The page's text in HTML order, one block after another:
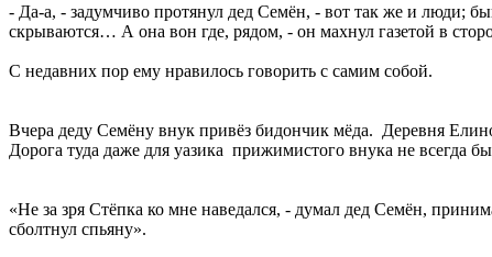
- Да-а, - задумчиво протянул дед Семён, - вот так же и люди;
скрываются… А она вон где, рядом, - он махнул газетой в
С недавних пор ему нравилось говорить с самим собой.
Вчера деду Семёну внук привёз бидончик мёда. Деревня
Дорога туда даже для уазика прижимистого внука не всегда
«Не за зря Стёпка ко мне наведался, - думал дед Семён,
сболтнул спьяну».